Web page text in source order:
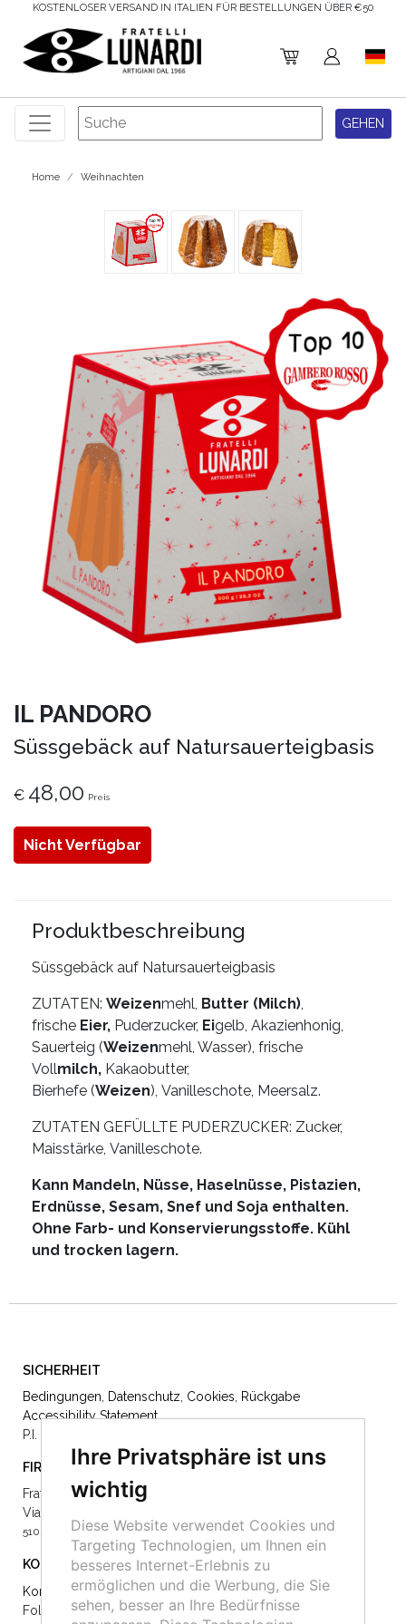
Ihre Privatsphäre ist uns
wichtig
Diese Website verwendet Cookies und
Targeting Technologien, um Ihnen ein
besseres Internet-Erlebnis zu
ermöglichen und die Werbung, die Sie
sehen, besser an Ihre Bedürfnisse
KOSTENLOSER VERSAND IN ITALIEN FÜR BESTELLUNGEN ÜBER €50
Home Weihnachten
IL PANDORO
Süssgebäck auf Natursauerteigbasis
€ 48,00 Preis
Nicht Verfügbar
Produktbeschreibung
Süssgebäck auf Natursauerteigbasis
ZUTATEN: Weizenmehl, Butter (Milch),
frische Eier, Puderzucker, Eigelb, Akazienhonig,
Sauerteig (Weizenmehl, Wasser), frische
Vollmilch, Kakaobutter,
Bierhefe (Weizen), Vanilleschote, Meersalz.
ZUTATEN GEFÜLLTE PUDERZUCKER: Zucker,
Maisstärke, Vanilleschote.
Kann Mandeln, Nüsse, Haselnüsse, Pistazien,
Erdnüsse, Sesam, Snef und Soja enthalten.
Ohne Farb- und Konservierungsstoffe. Kühl
und trocken lagern.
SICHERHEIT
Bedingungen Datenschutz Cookies
Rückgabe
Accessibility Statement
P.I. 02012780470
FIRMA
Fratelli Lunardi Srl
Via Lucciano 37
51039 Quarrata - 0039 (0)573 73077
KONTAKTE
Kontaktiere uns
Folgen Sie uns auf Social: